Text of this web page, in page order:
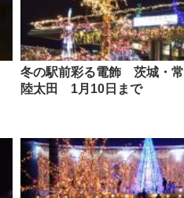
冬の駅前彩る電飾 茨城・常
陸太田 1月10日まで